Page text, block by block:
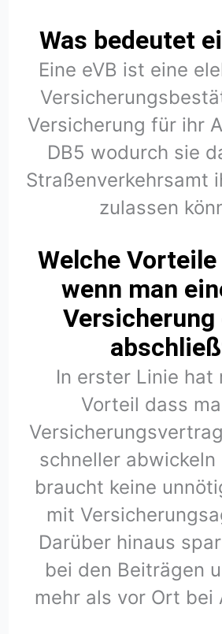
Was bedeutet
Eine eVB ist eine
Versicherung für ihr
DB5 wodurch sie
Straßenverkehrsamt
zulassen
Welche
wenn man
Versicherung
In erster Linie hat
Vorteil dass
schneller abwickeln
braucht keine
mit
Darüber hinaus
bei den Beiträgen
mehr als vor Ort bei